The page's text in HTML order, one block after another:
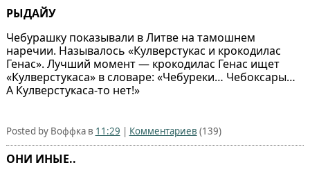
РЫДАЙУ
Чебурашку показывали в Литве на тамошнем
наречии. Называлось «Кулверстукас и крокодилас
Генас». Лучший момент — крокодилас Генас ищет
«Кулверстукаса» в словаре: «Чебуреки… Чебоксары…
А Кулверстукаса-то нет!»
Posted by Воффка в 11:29 | Комментариев (139)
ОНИ ИНЫЕ..